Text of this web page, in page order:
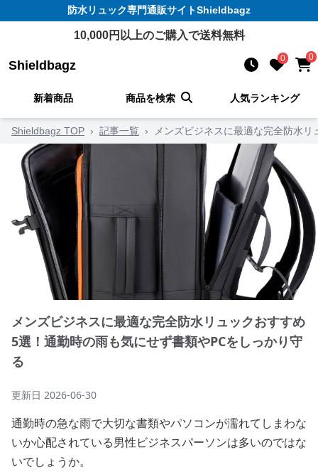
防水リュック専門通販サイトShieldbagz
10,000円以上のご購入で送料無料
Shieldbagz 0 0
新着商品 商品を検索 人気ランキング
Shieldbagz TOP › 記事一覧 › メンズビジネスに最適な完全防水
メンズビジネスに最適な完全防水リュックおすすめ
5選！通勤時の雨も気にせず書類やPCをしっかり守
る
更新日 2026-06-30
通勤時の急な雨で大切な書類やパソコンが濡れてしまわな
いか心配されている男性ビジネスパーソンは多いのではな
いでしょうか。